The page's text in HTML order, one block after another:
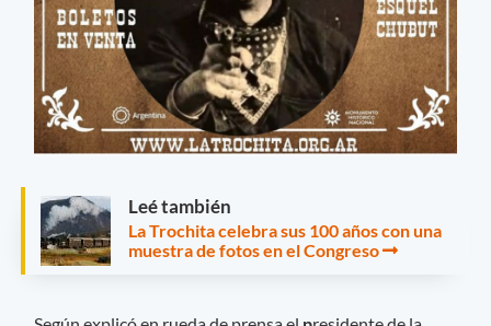
Leé también
La Trochita celebra sus 100 años con una
muestra de fotos en el Congreso